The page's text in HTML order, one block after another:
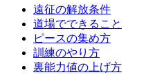
遠征の解放条件
道場でできること
ピースの集め方
訓練のやり方
裏能力値の上げ方